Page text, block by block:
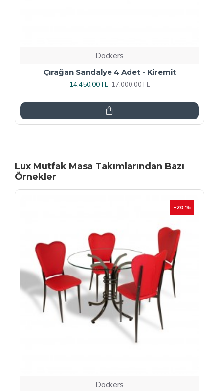
Dockers
Rozhet Sandalye (Kromnikel) (4 Adet
Fiyatıdır) - Kahve
Lux Mutfak Masa Takımlarından Bazı
Örnekler
-20 %
Dockers